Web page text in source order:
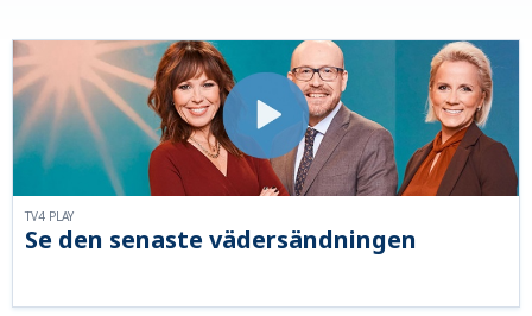
Se den senaste vädersändningen
TV4 PLAY